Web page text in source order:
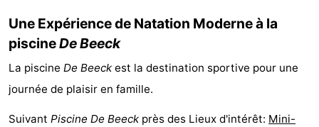
faire
d'intérêt
-
Musées
-
Une Expérience de Natation Moderne à la
piscineDe Beeck
La piscine De Beeck est la destination sportive pour une
journée de plaisir en famille.
Suivant Piscine De Beeck près des Lieux d'intérêt: Mini-